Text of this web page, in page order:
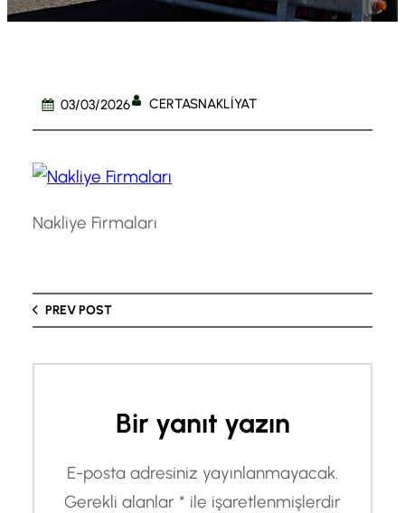
03/03/2026 CERTASNAKLIYAT
Nakliye Firmaları
PREV POST
Bir yanıt yazın
E-posta adresiniz yayınlanmayacak.
Gerekli alanlar * ile işaretlenmişlerdir